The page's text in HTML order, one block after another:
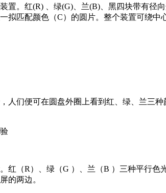
置。红(R) 、绿(G)、兰(B)、黑四块带有径
拟匹配颜色（C）的圆片。整个装置可绕
人们便可在圆盘外圈上看到红、绿、兰三
红（R）、绿（G ）、兰（B ）三种平行
的两边。